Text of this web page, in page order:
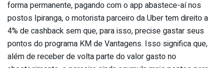
forma permanente, pagando com o app abastece-aí nos
postos Ipiranga, o motorista parceiro da Uber tem direito a
4% de cashback sem que, para isso, precise gastar seus
pontos do programa KM de Vantagens. Isso significa que,
além de receber de volta parte do valor gasto no